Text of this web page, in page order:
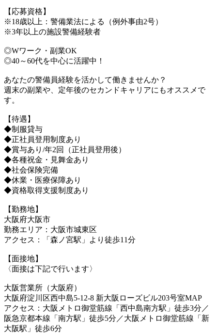
【応募資格】
※18歳以上：警備業法による（例外事由2号）
※3年以上の施設警備経験者
◎Wワーク・副業OK
◎40～60代を中心に活躍中！
あなたの警備員経験を活かして働きませんか？
週末の副業や、定年後のセカンドキャリアにもオススメで
す。
【待遇】
◆制服貸与
◆正社員登用制度あり
◆賞与あり/年2回（正社員登用後）
◆各種祝金・見舞金あり
◆社会保険完備
◆休業・医療保障あり
◆資格取得支援制度あり
【勤務地】
大阪府大阪市
勤務エリア：大阪市城東区
アクセス：「森ノ宮駅」より徒歩11分
【面接地】
〈面接は下記で行います〉
大阪営業所（大阪府）
大阪府淀川区西中島5-12-8 新大阪ローズビル203号室MAP
アクセス：大阪メトロ御堂筋線「西中島南方駅」徒歩3分／
阪急京都本線「南方駅」徒歩5分／大阪メトロ御堂筋線「新
大阪駅」徒歩6分